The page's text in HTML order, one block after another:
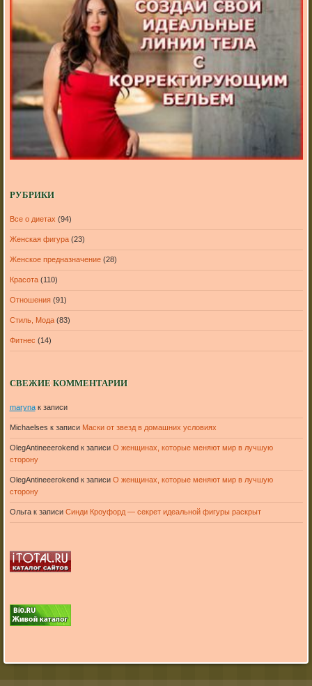
РУБРИКИ
Все о диетах (94)
Женская фигура(23)
Женское предназначение(28)
Красота(110)
Отношения(91)
Стиль, Мода(83)
Фитнес (14)
СВЕЖИЕ КОММЕНТАРИИ
marynaк записи
Michaelses к записи Маски от звезд в домашних условиях
OlegAntineeerokendк записи О женщинах, которые меняют мир в лучшую
сторону
OlegAntineeerokendк записи О женщинах, которые меняют мир в лучшую
сторону
Ольгак записи Синди Кроуфорд — секрет идеальной фигуры раскрыт